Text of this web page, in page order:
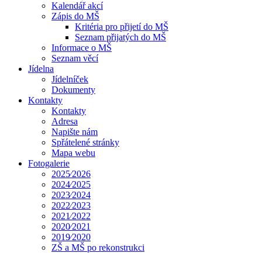
Kalendář akcí
Zápis do MŠ
Kritéria pro přijetí do MŠ
Seznam přijatých do MŠ
Informace o MŠ
Seznam věcí
Jídelna
Jídelníček
Dokumenty
Kontakty
Kontakty
Adresa
Napište nám
Spřátelené stránky
Mapa webu
Fotogalerie
2025⁄2026
2024⁄2025
2023⁄2024
2022⁄2023
2021⁄2022
2020⁄2021
2019⁄2020
ZŠ a MŠ po rekonstrukci